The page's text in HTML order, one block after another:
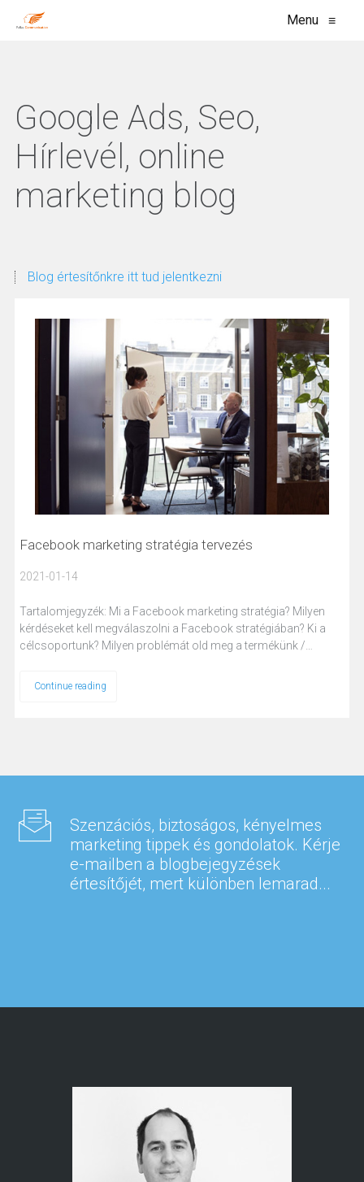
Menu ≡
Google Ads, Seo,
Hírlevél, online
marketing blog
Blog értesítőnkre itt tud jelentkezni
Facebook marketing stratégia tervezés
2021-01-14
Tartalomjegyzék: Mi a Facebook marketing stratégia? Milyen
kérdéseket kell megválaszolni a Facebook stratégiában? Ki a
célcsoportunk? Milyen problémát old meg a termékünk /…
Continue reading
Szenzációs, biztoságos, kényelmes
marketing tippek és gondolatok. Kérje
e-mailben a blogbejegyzések
értesítőjét, mert különben lemarad...